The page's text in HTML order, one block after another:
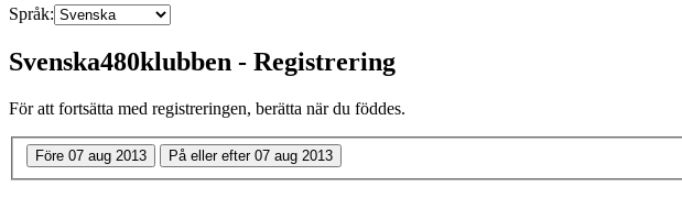
Språk:
Svenska480klubben - Registrering
För att fortsätta med registreringen, berätta när du föddes.